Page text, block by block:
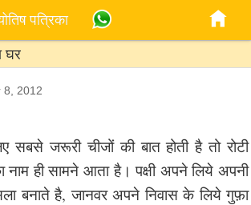
पत्रिका
घर
8, 2012
सबसे जरूरी चीजों की बात होती है तो रोटी
ही सामने आता है। पक्षी अपने लिये अपनी
बनाते है, जानवर अपने निवास के लिये गुफ़ा